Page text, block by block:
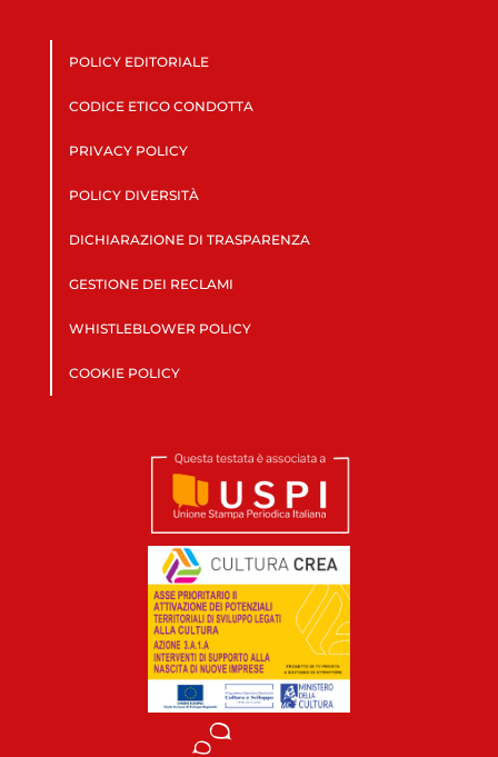
POLICY EDITORIALE
CODICE ETICO CONDOTTA
PRIVACY POLICY
POLICY DIVERSITÀ
DICHIARAZIONE DI TRASPARENZA
GESTIONE DEI RECLAMI
WHISTLEBLOWER POLICY
COOKIE POLICY